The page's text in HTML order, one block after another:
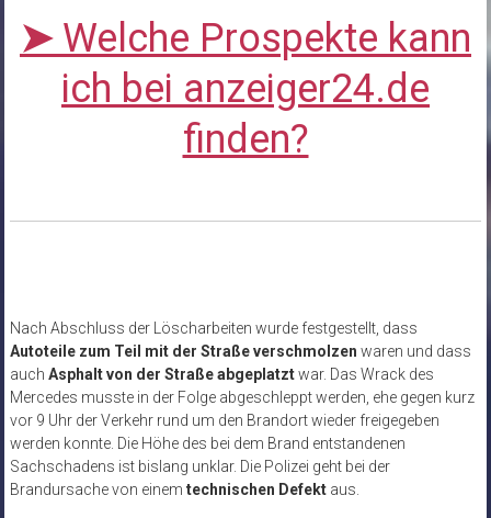
➤ Welche Prospekte kann
ich bei anzeiger24.de
finden?
Nach Abschluss der Löscharbeiten wurde festgestellt, dass
Autoteile zum Teil mit der Straße verschmolzen waren und dass
auch Asphalt von der Straße abgeplatztwar. Das Wrack des
Mercedes musste in der Folge abgeschleppt werden, ehe gegen kurz
vor 9 Uhr der Verkehr rund um den Brandort wieder freigegeben
werden konnte. Die Höhe des bei dem Brand entstandenen
Sachschadens ist bislang unklar. Die Polizei geht bei der
Brandursache von einem technischen Defektaus.